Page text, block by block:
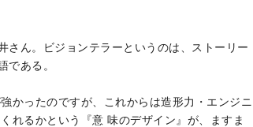
さん。ビジョンテラーというのは、ストーリー
である。
かったのですが、これからは造形力・エンジニ
れるかという『意 味のデザイン』が、ますま